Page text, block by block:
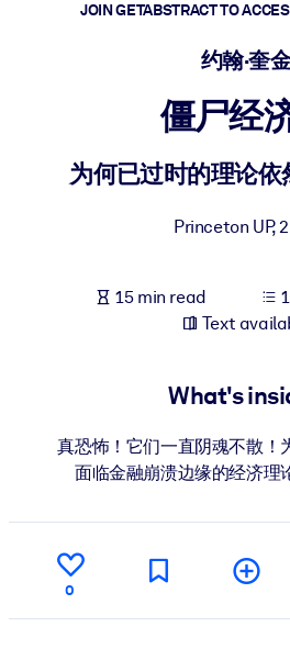
Build a healthier, more resilient
For LMS/LXP
Enrich your corporate library with
Fuel your AI systems with reliable,
JOIN GETABSTRACT TO
约翰·奎
僵尸经
为何已过时的理论依
Princeton UP,
15 min read
Text
What's
真恐怖！它们一直阴魂不散！
面临金融崩溃边缘的经济理
0